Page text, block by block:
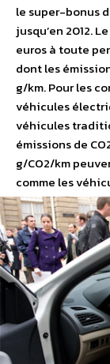
le super-bonus
jusqu’en 2012.
euros à toute
dont les
g/km. Pour les
véhicules
véhicules
émissions de
g/CO2/km
comme les